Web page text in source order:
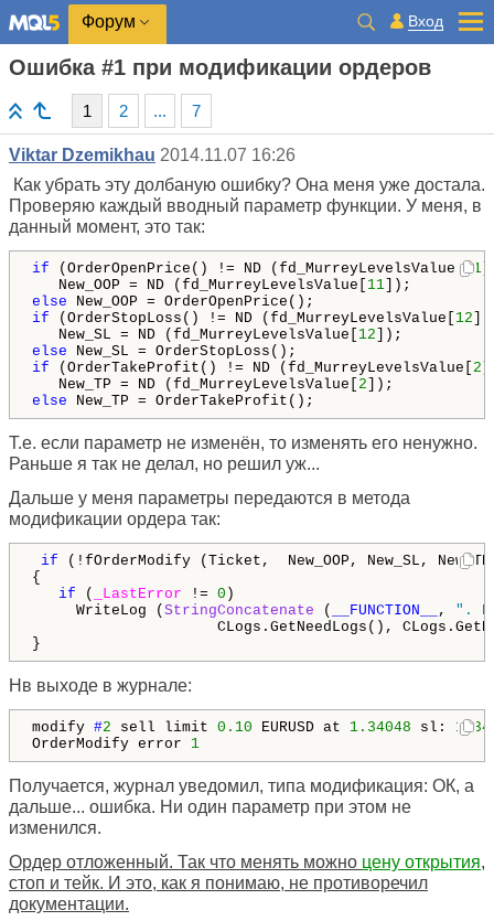
Форум Вход
Ошибка #1 при модификации ордеров
1 2 ... 7
Viktar Dzemikhau 2014.11.07 16:26
Как убрать эту долбаную ошибку? Она меня уже достала.
Проверяю каждый вводный параметр функции. У меня, в
данный момент, это так:
if (OrderOpenPrice() != ND (fd_MurreyLevelsValue[11
New_OOP = ND (fd_MurreyLevelsValue[ 11
else
if (OrderStopLoss() != ND (fd_MurreyLevelsValue[ 12
New_SL = ND (fd_MurreyLevelsValue[ 12
else
if (OrderTakeProfit() != ND (fd_MurreyLevelsValue[ 2
New_TP = ND (fd_MurreyLevelsValue[ 2
else New_TP = OrderTakeProfit();
Т.е. если параметр не изменён, то изменять его ненужно.
Раньше я так не делал, но решил уж...
Дальше у меня параметры передаются в метода
модификации ордера так:
if (!fOrderModify (Ticket,  New_OOP, New_SL,
{
if ( _LastError != 0 )
WriteLog ( StringConcatenate ( __FUNCTION__ , ". В
CLogs.GetNeedLogs(),
}
Нв выходе в журнале:
modify #2 sell limit 0.10 EURUSD at 1.34048 sl:
OrderModify error 1
Получается, журнал уведомил, типа модификация: ОК, а
дальше... ошибка. Ни один параметр при этом не
изменился.
Ордер отложенный. Так что менять можно цену открытия,
стоп и тейк. И это, как я понимаю, не противоречил
документации.